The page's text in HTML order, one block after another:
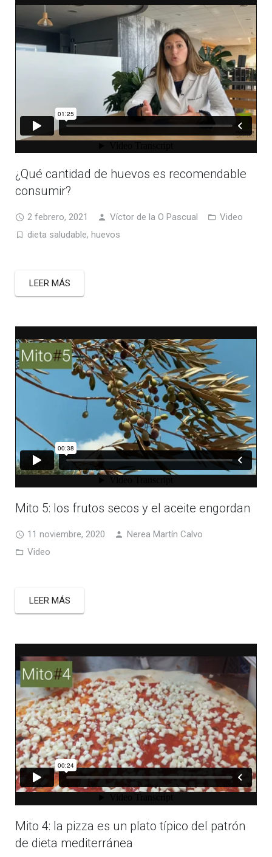
¿Qué cantidad de huevos es recomendable
consumir?
2 febrero, 2021 Víctor de la O Pascual
Video
dieta saludable, huevos
LEER MÁS
Mito 5: los frutos secos y el aceite engordan
11 noviembre, 2020
Nerea Martín Calvo
Video
LEER MÁS
Mito 4: la pizza es un plato típico del patrón
de dieta mediterránea